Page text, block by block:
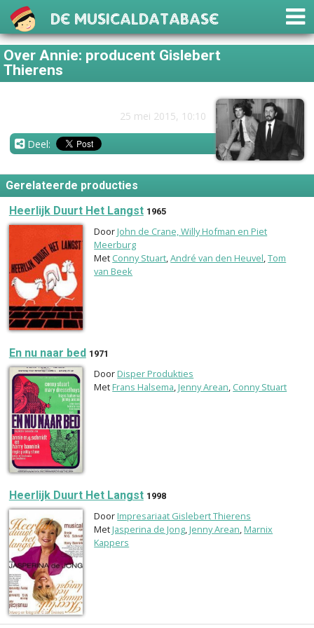
De Musicaldatabase
Over Annie: producent Gislebert
Thierens
25 mei 2015, 10:10
Deel:
Gerelateerde producties
Heerlijk Duurt Het Langst 1965
DoorJohn de Crane, Willy Hofman en Piet
Meerburg
Met Conny Stuart,André van den Heuvel,Tom
van Beek
En nu naar bed 1971
DoorDisper Produkties
MetFrans Halsema,Jenny Arean, Conny Stuart
Heerlijk Duurt Het Langst 1998
DoorImpresariaat Gislebert Thierens
MetJasperina de Jong,Jenny Arean,Marnix
Kappers